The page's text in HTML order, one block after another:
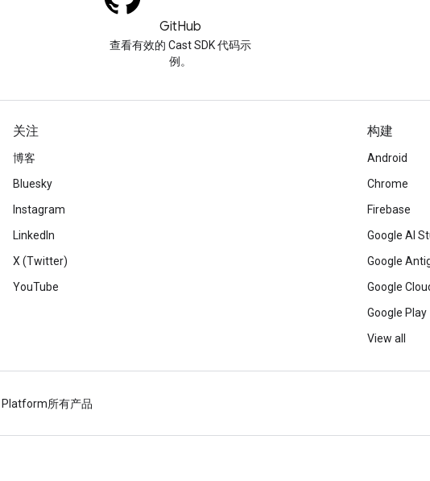
GitHub
查看有效的 Cast SDK 代码示
例。
关注
博客
Bluesky
Instagram
LinkedIn
X (Twitter)
YouTube
构建
Android
Chrome
Firebase
Google AI
Google
Google
Google Play
View all
Platform所有产品